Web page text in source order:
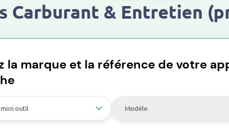
Carburant & Entretien
la marque et la référence de votre
outil Modèle